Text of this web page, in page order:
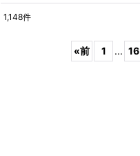
1,148件
«前 1 ... 16